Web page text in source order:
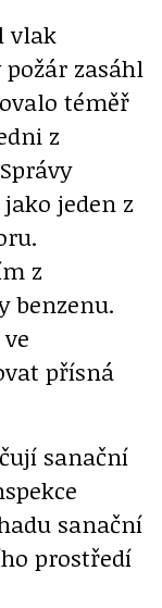
vlak
zasáhl
téměř
z
jeden z
z
benzenu.
přísná
sanační
sanační
prostředí